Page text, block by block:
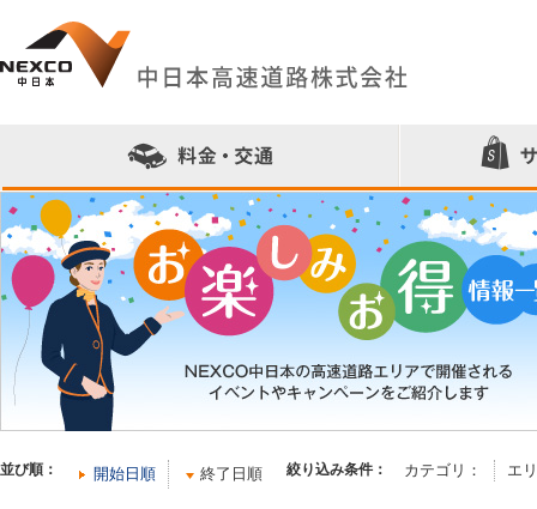
お楽しみ・お得情報一覧
並び順： 開始日順 終了日順 絞り込み条件： カテゴリ： エ